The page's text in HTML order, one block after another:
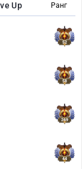
Ранг
Up
52
58
269
44